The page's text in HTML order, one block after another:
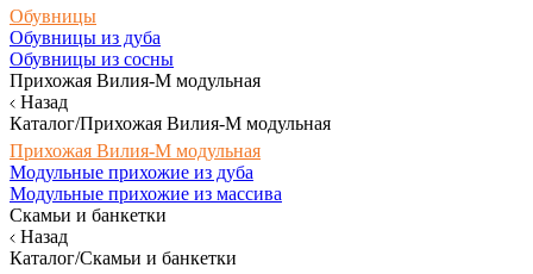
Обувницы
Обувницы из дуба
Обувницы из сосны
Прихожая Вилия-М модульная
Назад
Каталог/Прихожая Вилия-М модульная
Прихожая Вилия-М модульная
Модульные прихожие из дуба
Модульные прихожие из массива
Скамьи и банкетки
Назад
Каталог/Скамьи и банкетки